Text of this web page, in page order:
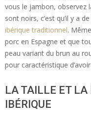
vous le jambon, observez
sont noirs, c’est qu’il y a
ibérique traditionnel.
porc en Espagne et que
peau variant du brun au
pour caractéristique
LA TAILLE ET
IBÉRIQUE